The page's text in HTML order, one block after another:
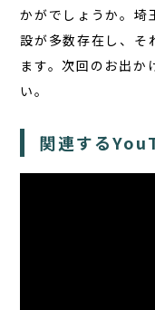
かがでしょうか。埼
設が多数存在し、そ
ます。次回のお出か
い。
関連する